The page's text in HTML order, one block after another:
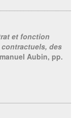
et fonction
des
Aubin, pp.